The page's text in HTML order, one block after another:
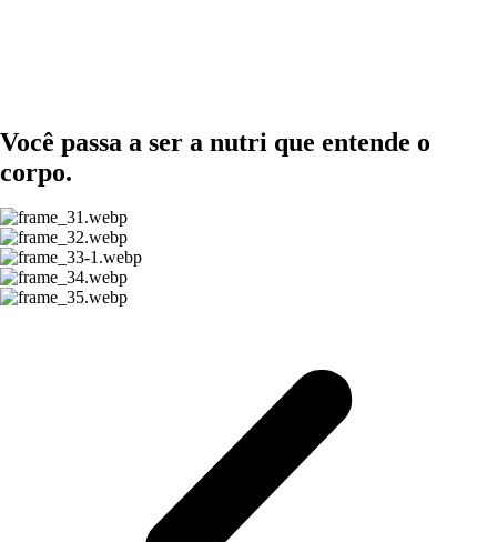
Você passa a ser a nutri que entende o
corpo.